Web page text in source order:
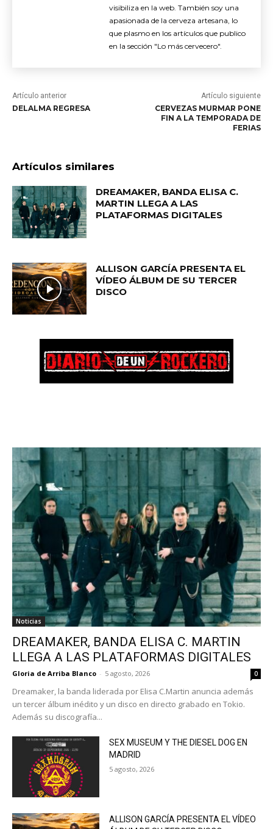
visibiliza en la web. También soy una
apasionada de la cerveza artesana, lo
que plasmo en los artículos que publico
en la sección "Lo más cervecero".
Artículo anterior
DELALMA REGRESA
Artículo siguiente
CERVEZAS MURMAR PONE
FIN A LA TEMPORADA DE
FERIAS
Artículos similares
DREAMAKER, BANDA ELISA C.
MARTIN LLEGA A LAS
PLATAFORMAS DIGITALES
ALLISON GARCÍA PRESENTA EL
VÍDEO ÁLBUM DE SU TERCER
DISCO
Noticias
DREAMAKER, BANDA ELISA C. MARTIN
LLEGA A LAS PLATAFORMAS DIGITALES
Gloria de Arriba Blanco - 5 agosto, 2026 0
Dreamaker, la banda liderada por Elisa C.Martin anuncia además
un tercer álbum inédito y un disco en directo grabado en Tokio.
Además su discografía...
SEX MUSEUM Y THE DIESEL DOG EN
MADRID
5 agosto, 2026
ALLISON GARCÍA PRESENTA EL VÍDEO